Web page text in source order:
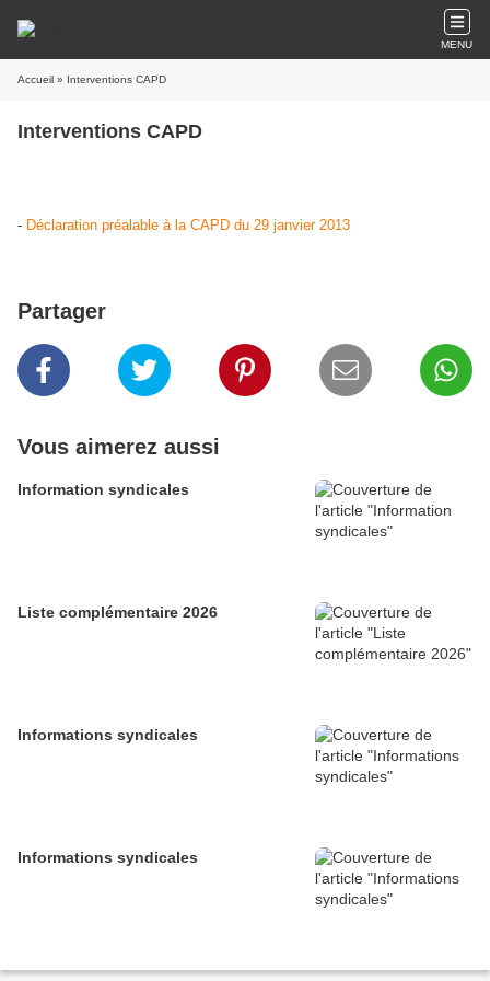
MENU
Accueil » Interventions CAPD
Interventions CAPD
- Déclaration préalable à la CAPD du 29 janvier 2013
Partager
Vous aimerez aussi
Information syndicales
Liste complémentaire 2026
Informations syndicales
Informations syndicales